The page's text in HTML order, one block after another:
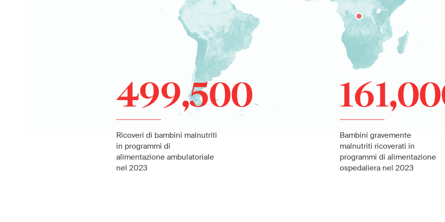
499,500
Ricoveri di bambini malnutriti
in programmi di
alimentazione ambulatoriale
nel 2023
Bambini gravemente
malnutriti ricoverati in
programmi di alimentazione
ospedaliera nel 2023